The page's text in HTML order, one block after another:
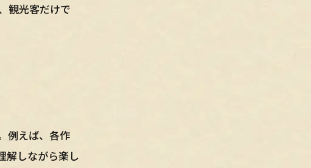
観光客だけで
例えば、各作
解しながら楽し